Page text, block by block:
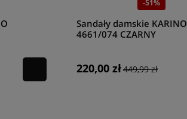
-51%
Sandały damskie KARINO
4661/074 CZARNY
220,00 zł449,99 zł